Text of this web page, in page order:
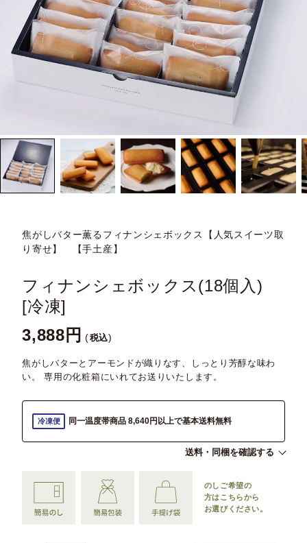
焦がしバター薫るフィナンシェボックス【人気スイーツ取
り寄せ】 【手土産】
フィナンシェボックス(18個入)
[冷凍]
3,888 税込
焦がしバターとアーモンドが織りなす、しっとり芳醇な味わ
い。 専用の化粧箱にいれてお送りいたします。
冷凍便 同一温度帯商品 8,640円以上で基本送料無料
送料・同梱を確認する
のしご希望の
方はこちらから
お選びください。